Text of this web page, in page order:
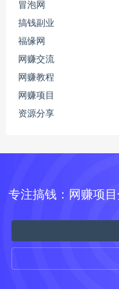
冒泡网
搞钱副业
福缘网
网赚交流
网赚教程
网赚项目
资源分享
专注搞钱：网赚项